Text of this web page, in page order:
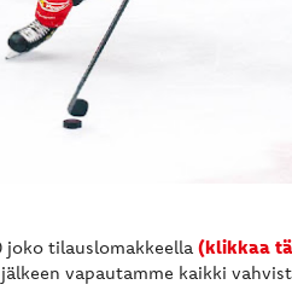
joko tilauslomakkeella (klikkaa
jälkeen vapautamme kaikki